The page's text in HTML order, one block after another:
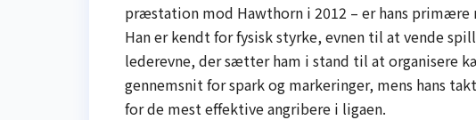
præstation mod Hawthorn i 2012 – er hans
Han er kendt for fysisk styrke, evnen til at vende
lederevne, der sætter ham i stand til at organisere
gennemsnit for spark og markeringer, mens hans
for de mest effektive angribere i ligaen.